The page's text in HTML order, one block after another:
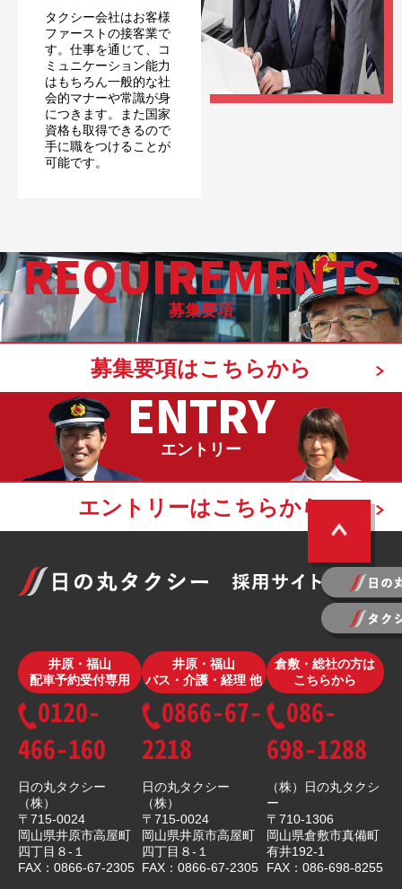
タクシー会社はお客様
ファーストの接客業で
す。仕事を通じて、コ
ミュニケーション能力
はもちろん一般的な社
会的マナーや常識が身
につきます。また国家
資格も取得できるので
手に職をつけることが
可能です。
REQUIREMENTS
募集要項
募集要項はこちらから
ENTRY
エントリー
エントリーはこちらから
井原・福山
配車予約受付専用
0120-
466-160
日の丸タクシー
（株）
〒715-0024
岡山県井原市高屋町
四丁目８-１
FAX：0866-67-2305
井原・福山
バス・介護・経理 他
0866-67-
2218
日の丸タクシー
（株）
〒715-0024
岡山県井原市高屋町
四丁目８-１
FAX：0866-67-2305
倉敷・総社の方は
こちらから
086-
698-1288
（株）日の丸タクシ
ー
〒710-1306
岡山県倉敷市真備町
有井192-1
FAX：086-698-8255